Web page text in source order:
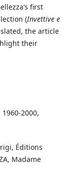
first
(Invettive e
the article
their
2000,
Éditions
Madame